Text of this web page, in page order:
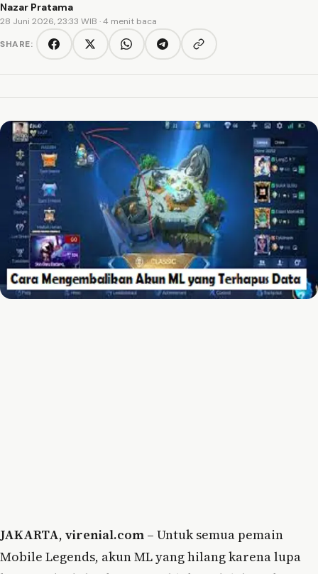
Nazar Pratama
28 Juni 2026, 23:33 WIB · 4 menit baca
SHARE:
FacebookTwitter/XWhatsAppTelegramCopy link
JAKARTA, virenial.com – Untuk semua pemain
Mobile Legends, akun ML yang hilang karena lupa